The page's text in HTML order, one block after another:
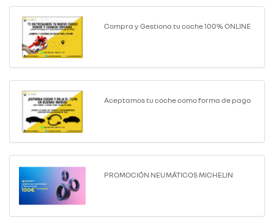
Compra y Gestiona tu coche 100% ONLINE
Aceptamos tu coche como forma de pago
PROMOCIÓN NEUMÁTICOS MICHELIN